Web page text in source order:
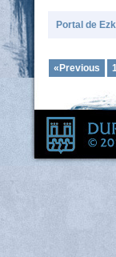
Portal de
«Previous